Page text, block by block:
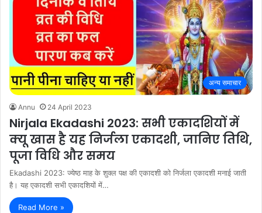
अन्य समाचार
Annu 24 April 2023
Nirjala Ekadashi 2023: सभी एकादशियों में
क्यू खास है यह निर्जला एकादशी, जानिए तिथि,
पूजा विधि और समय
Ekadashi 2023: ज्येष्ठ माह के शुक्ल पक्ष की एकादशी को निर्जला एकादशी मनाई जाती
है। यह एकादशी सभी एकादशियों में…
Read More »